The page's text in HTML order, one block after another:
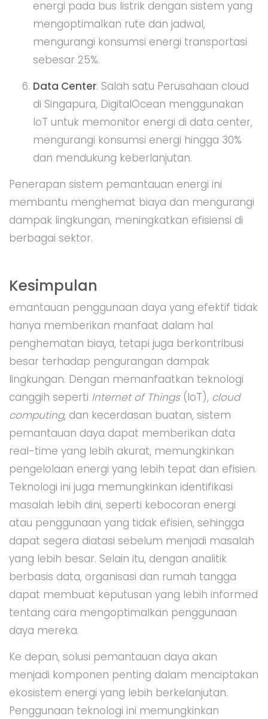
energi pada bus listrik dengan sistem yang
mengoptimalkan rute dan jadwal,
mengurangi konsumsi energi transportasi
sebesar 25%.
Data Center: Salah satu Perusahaan cloud
di Singapura, DigitalOcean menggunakan
IoT untuk memonitor energi di data center,
mengurangi konsumsi energi hingga 30%
dan mendukung keberlanjutan.
Penerapan sistem pemantauan energi ini
membantu menghemat biaya dan mengurangi
dampak lingkungan, meningkatkan efisiensi di
berbagai sektor.
Kesimpulan
emantauan penggunaan daya yang efektif tidak
hanya memberikan manfaat dalam hal
penghematan biaya, tetapi juga berkontribusi
besar terhadap pengurangan dampak
lingkungan. Dengan memanfaatkan teknologi
canggih seperti Internet of Things(IoT), cloud
computing, dan kecerdasan buatan, sistem
pemantauan daya dapat memberikan data
real-time yang lebih akurat, memungkinkan
pengelolaan energi yang lebih tepat dan efisien.
Teknologi ini juga memungkinkan identifikasi
masalah lebih dini, seperti kebocoran energi
atau penggunaan yang tidak efisien, sehingga
dapat segera diatasi sebelum menjadi masalah
yang lebih besar. Selain itu, dengan analitik
berbasis data, organisasi dan rumah tangga
dapat membuat keputusan yang lebih informed
tentang cara mengoptimalkan penggunaan
daya mereka.
Ke depan, solusi pemantauan daya akan
menjadi komponen penting dalam menciptakan
ekosistem energi yang lebih berkelanjutan.
Penggunaan teknologi ini memungkinkan